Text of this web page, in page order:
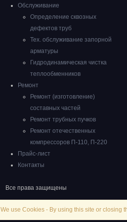
Обслуживание
Определение сквозных
дефектов труб
Тех. обслуживание запорной
арматуры
Гидродинамическая чистка
теплообменников
Ремонт
Ремонт (изготовление)
составных частей
Ремонт трубных пучков
Ремонт отечественных
компрессоров П-110, П-220
Прайс-лист
Контакты
Все права защищены
We use Cookies - By using this site or closing